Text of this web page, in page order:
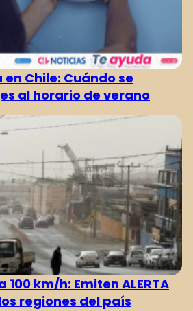
Chile: Cuándo se
al horario de verano
km/h: Emiten ALERTA
regiones del país